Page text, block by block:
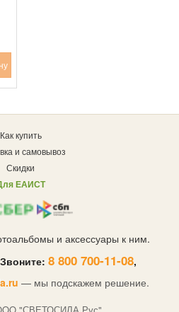
Как купить
и самовывоз
Скидки
ЕАИСТ
и аксессуары к ним.
8 800 700-11-08,
— мы подскажем решение.